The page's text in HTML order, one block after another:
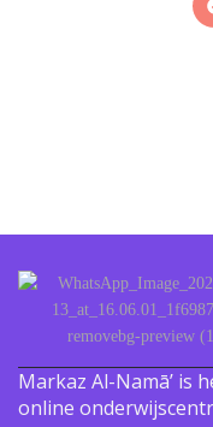
Markaz Al-Namā’ is
online